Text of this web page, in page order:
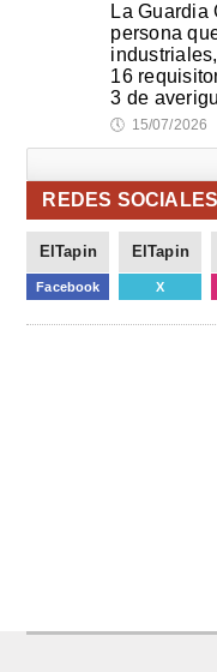
La Guardia
persona
16
3 de
🕔 15/07/2026
REDES SOCIALES
ElTapin
Facebook
ElTapin
X